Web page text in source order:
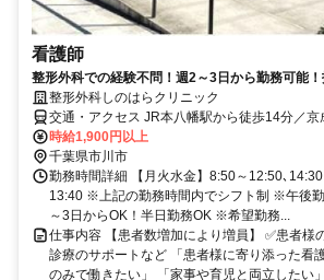
看護師
整形外科での経験不問！週2～3日から勤務可能！
整形外科しのはらクリニック
交通・アクセス JR本八幡駅から徒歩14分／
(自転車通勤可能/駐輪場あり)
時給1,900円以上
千葉県市川市
勤務時間詳細 【月火水金】8:50～12:50､
13:40 ※上記の勤務時間内でシフト制 ※午後
～3日からOK！半日勤務OK ※希望勤務...
仕事内容 【患者数増加により増員】 ✅患者様
診療のサポートなど 「患者様に寄り添った看
のみで働きたい」 「家事や育児と両立したい